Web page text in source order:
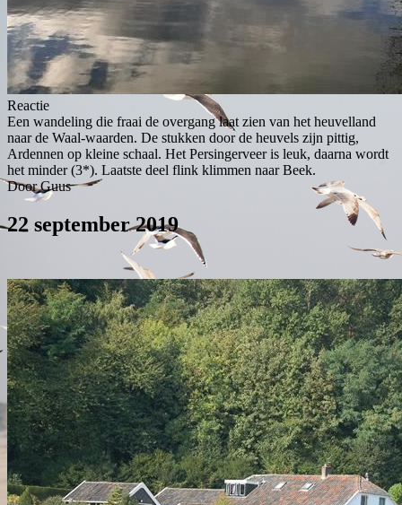
Reactie
Een wandeling die fraai de overgang laat zien van het heuvelland
naar de Waal-waarden. De stukken door de heuvels zijn pittig,
Ardennen op kleine schaal. Het Persingerveer is leuk, daarna wordt
het minder (3*). Laatste deel flink klimmen naar Beek.
Door Guus
22 september 2019